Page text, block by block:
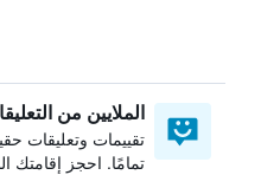
الملايين من
تقييمات وتعليقات
تمامًا. احجز إقامتك